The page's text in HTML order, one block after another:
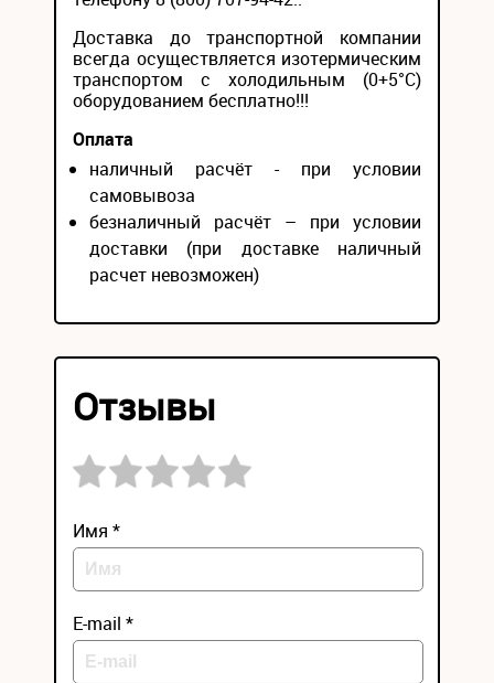
Доставка до транспортной компании
всегда осуществляется изотермическим
транспортом с холодильным (0+5°С)
оборудованием бесплатно!!!
Оплата
наличный расчёт - при условии
самовывоза
безналичный расчёт – при условии
доставки (при доставке наличный
расчет невозможен)
Отзывы
Имя *
E-mail *